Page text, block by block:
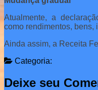
Atualmente, a
como rendimentos, bens,
Ainda assim, a Receita
Categoria:
Deixe seu